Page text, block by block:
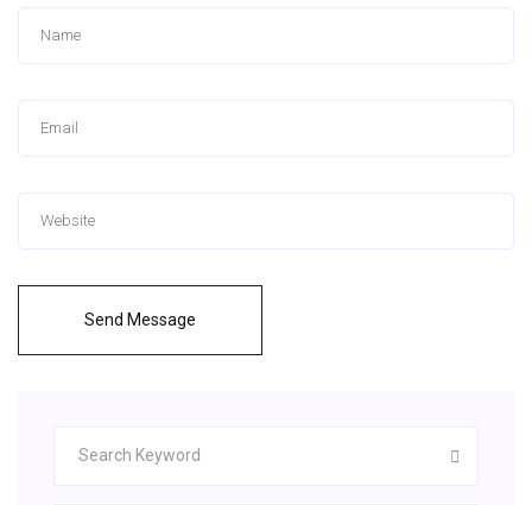
Send Message